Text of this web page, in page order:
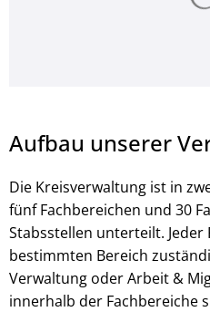
Aufbau unserer
Die Kreisverwaltung ist in
fünf Fachbereichen und 30
Stabsstellen unterteilt.
bestimmten Bereich
Verwaltung oder Arbeit &
innerhalb der Fachbereiche